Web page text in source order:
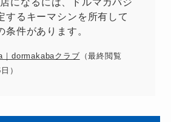
するキーマシンを所有して
条件があります。
｜dormakabaクラブ （最終閲覧
）